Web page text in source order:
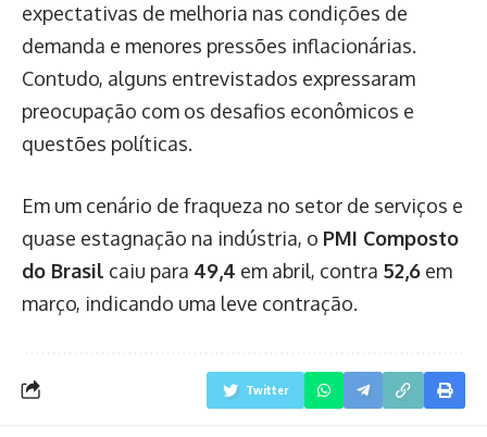
expectativas de melhoria nas condições de
demanda e menores pressões inflacionárias.
Contudo, alguns entrevistados expressaram
preocupação com os desafios econômicos e
questões políticas.
Em um cenário de fraqueza no setor de serviços e
quase estagnação na indústria, o PMI Composto
do Brasil caiu para 49,4 em abril, contra 52,6 em
março, indicando uma leve contração.
Twitter